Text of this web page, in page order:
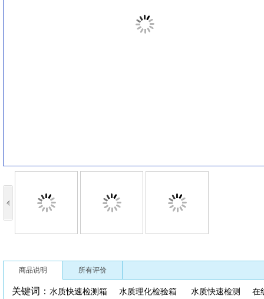
商品说明 所有评价
关键词： 水质快速检测箱 水质理化检验箱 水质快速检测 在